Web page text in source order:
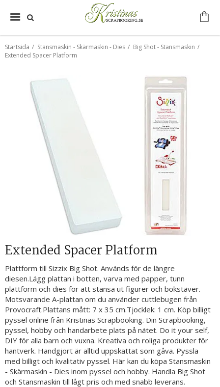
Startsida / Stansmaskin - Skärmaskin - Dies / Big Shot - Stansmaskin /
Extended Spacer Platform
Extended Spacer Platform
Plattform till Sizzix Big Shot. Används för de längre
diesen.Lägg plattan i botten, varva med papper, tunn
plattform och dies för att stansa ut figurer och bokstäver.
Motsvarande A-plattan om du använder cuttlebugen från
Provocraft.Plattans mått: 7 x 35 cm.Tjocklek: 1 cm. Köp billigt
pyssel online från Kristinas Scrapbooking. Din Scrapbooking,
pyssel, hobby och handarbete plats på nätet. Do it your self,
DIY för alla barn och vuxna. Kreativa och roliga produkter för
hantverk. Handgjort är alltid uppskattat som gåva. Pyssla
med billigt och kvalitativ pyssel. Här kan du köpa Stansmaskin
- Skärmaskin - Dies inom pyssel och hobby. Handla Big Shot
och Stansmaskin till lågt pris och med snabb leverans.